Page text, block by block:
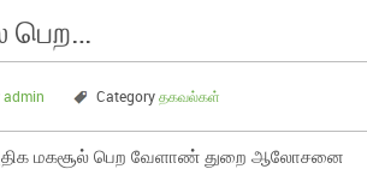
பெற…
admin Categoryதகவல்கள்
அதிக மகசூல் பெற வேளாண் துறை ஆலோசனை